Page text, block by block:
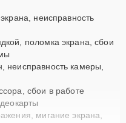
неисправность
поломка экрана, сбои
камеры,
сбои в работе
мигание экрана,